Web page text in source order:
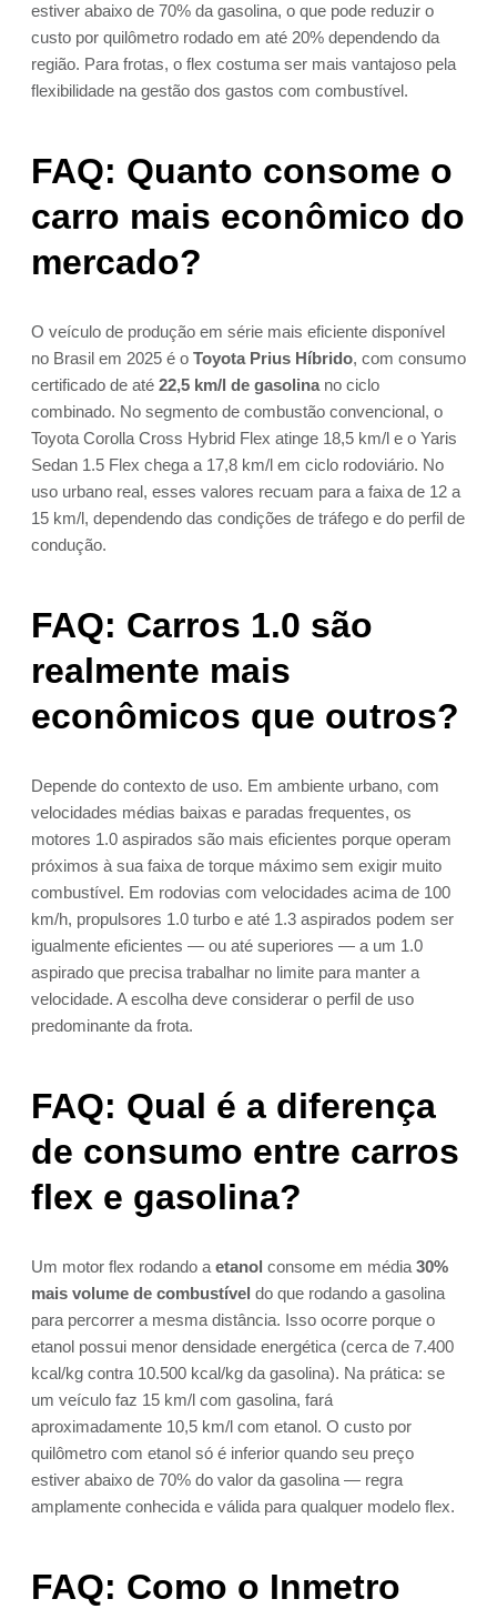
estiver abaixo de 70% da gasolina, o que pode reduzir o
custo por quilômetro rodado em até 20% dependendo da
região. Para frotas, o flex costuma ser mais vantajoso pela
flexibilidade na gestão dos gastos com combustível.
FAQ: Quanto consome o
carro mais econômico do
mercado?
O veículo de produção em série mais eficiente disponível
no Brasil em 2025 é o Toyota Prius Híbrido, com consumo
certificado de até 22,5 km/l de gasolinano ciclo
combinado. No segmento de combustão convencional, o
Toyota Corolla Cross Hybrid Flex atinge 18,5 km/l e o Yaris
Sedan 1.5 Flex chega a 17,8 km/l em ciclo rodoviário. No
uso urbano real, esses valores recuam para a faixa de 12 a
15 km/l, dependendo das condições de tráfego e do perfil de
condução.
FAQ: Carros 1.0 são
realmente mais
econômicos que outros?
Depende do contexto de uso. Em ambiente urbano, com
velocidades médias baixas e paradas frequentes, os
motores 1.0 aspirados são mais eficientes porque operam
próximos à sua faixa de torque máximo sem exigir muito
combustível. Em rodovias com velocidades acima de 100
km/h, propulsores 1.0 turbo e até 1.3 aspirados podem ser
igualmente eficientes — ou até superiores — a um 1.0
aspirado que precisa trabalhar no limite para manter a
velocidade. A escolha deve considerar o perfil de uso
predominante da frota.
FAQ: Qual é a diferença
de consumo entre carros
flex e gasolina?
Um motor flex rodando a etanol consome em média 30%
mais volume de combustível do que rodando a gasolina
para percorrer a mesma distância. Isso ocorre porque o
etanol possui menor densidade energética (cerca de 7.400
kcal/kg contra 10.500 kcal/kg da gasolina). Na prática: se
um veículo faz 15 km/l com gasolina, fará
aproximadamente 10,5 km/l com etanol. O custo por
quilômetro com etanol só é inferior quando seu preço
estiver abaixo de 70% do valor da gasolina — regra
amplamente conhecida e válida para qualquer modelo flex.
FAQ: Como o Inmetro